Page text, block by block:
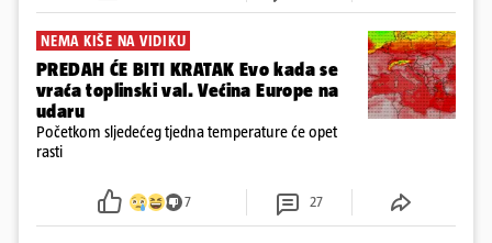
NEMA KIŠE NA VIDIKU
PREDAH ĆE BITI KRATAK Evo kada se
vraća toplinski val. Većina Europe na
udaru
Početkom sljedećeg tjedna temperature će opet
rasti
7 27